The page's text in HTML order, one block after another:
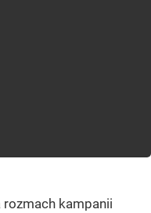
kampanii